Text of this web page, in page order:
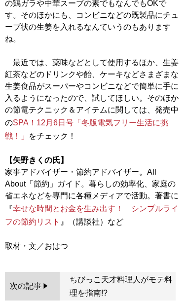
の鶏ガラや中華スープの素でもなんでもOKで
す。そのほかにも、コンビニなどの既製品にチュ
ーブ状の生姜を入れるなんていうのもあります
ね。
最近では、薬味などとして使用するほか、生姜
紅茶などのドリンクや飴、ケーキなどさまざまな
生姜食品がスーパーやコンビニなどで簡単に手に
入るようになったので、試してほしい。そのほか
の節電テクニック＆アイテムに関しては、発売中
のSPA！12月6日号「冬版電気フリー生活に挑
戦！」
をチェック！
【矢野きくの氏】
家事アドバイザー・節約アドバイザー。All
About「節約」ガイド。暮らしの効率化、家庭の
省エネなどを専門に各種メディアで活動。著書に
『幸せな時間とお金を生み出す！ シンプルライ
フの節約リスト 』（講談社）など
次の記事
ちびっこ天才料理人がモテ料
理を指南!?